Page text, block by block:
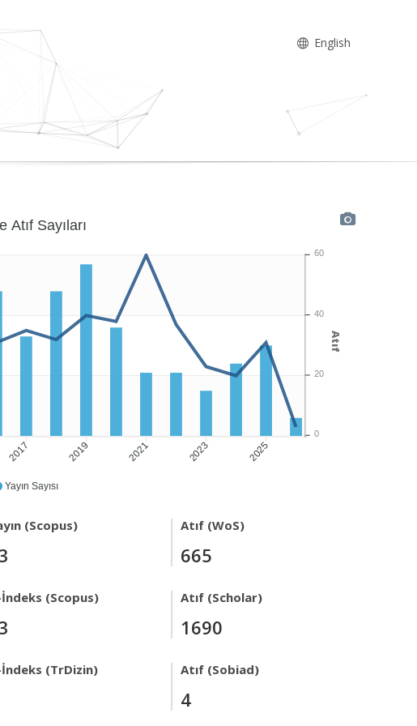
English
Yayın Sayısı
2017 2019 2021 2023 2025
Atıf Sayıları
60
40
20
0
Atıf
(Scopus) Atıf (WoS)
665
(Scopus) Atıf (Scholar)
1690
İndeks (TrDizin) Atıf (Sobiad)
4